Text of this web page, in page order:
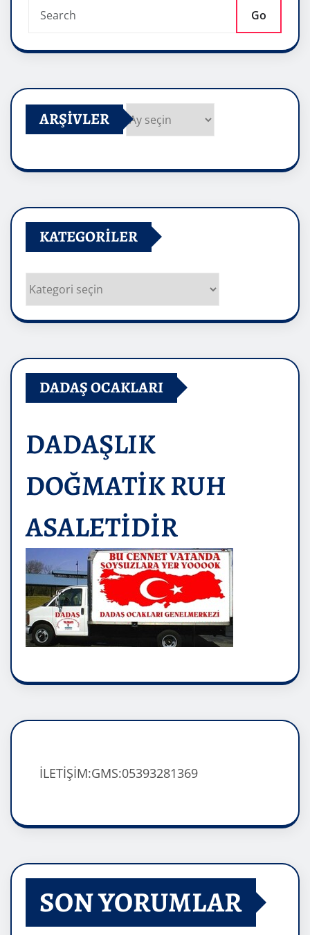
Go
ARŞIVLER
KATEGORILER
Kategoriler
DADAŞ OCAKLARI
DADAŞLIK
DOĞMATİK RUH
ASALETİDİR
İLETİŞİM:GMS:05393281369
SON YORUMLAR